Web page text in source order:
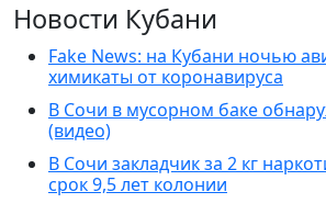
Новости Кубани
Fake News: на Кубани ночью
химикаты от коронавируса
В Сочи в мусорном баке
(видео)
В Сочи закладчик за 2 кг
срок 9,5 лет колонии